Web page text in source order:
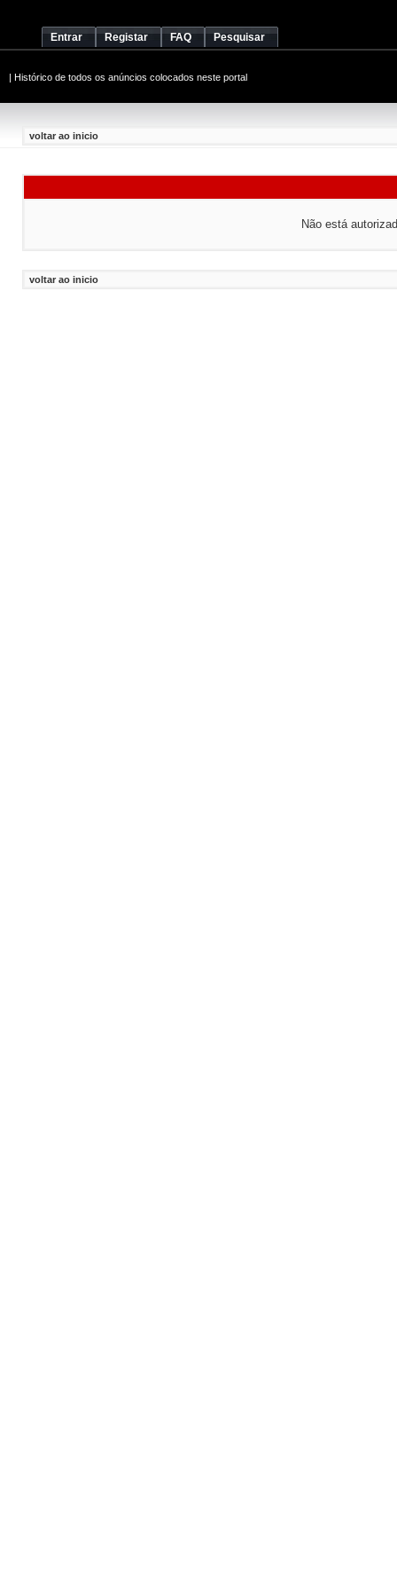
Entrar Registar FAQ Pesquisar
| Histórico de todos os anúncios colocados neste portal
voltar ao inicio
Não está
voltar ao inicio